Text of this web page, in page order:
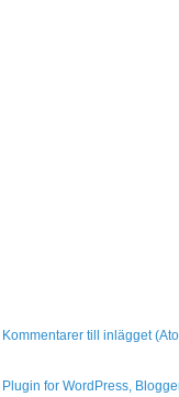
Kommentarer till inlägget